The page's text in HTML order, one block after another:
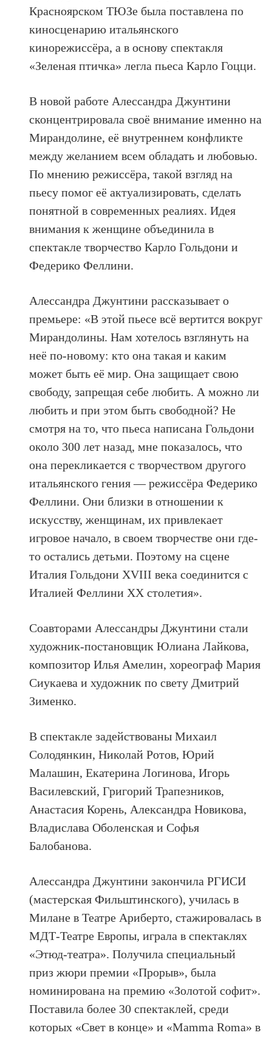
Красноярском ТЮЗе была поставлена по
киносценарию итальянского
кинорежиссёра, а в основу спектакля
«Зеленая птичка» легла пьеса Карло Гоцци.
В новой работе Алессандра Джунтини
сконцентрировала своё внимание именно на
Мирандолине, её внутреннем конфликте
между желанием всем обладать и любовью.
По мнению режиссёра, такой взгляд на
пьесу помог её актуализировать, сделать
понятной в современных реалиях. Идея
внимания к женщине объединила в
спектакле творчество Карло Гольдони и
Федерико Феллини.
Алессандра Джунтини рассказывает о
премьере: «В этой пьесе всё вертится вокруг
Мирандолины. Нам хотелось взглянуть на
неё по-новому: кто она такая и каким
может быть её мир. Она защищает свою
свободу, запрещая себе любить. А можно ли
любить и при этом быть свободной? Не
смотря на то, что пьеса написана Гольдони
около 300 лет назад, мне показалось, что
она перекликается с творчеством другого
итальянского гения — режиссёра Федерико
Феллини. Они близки в отношении к
искусству, женщинам, их привлекает
игровое начало, в своем творчестве они где-
то остались детьми. Поэтому на сцене
Италия Гольдони XVIII века соединится с
Италией Феллини XX столетия».
Соавторами Алессандры Джунтини стали
художник-постановщик Юлиана Лайкова,
композитор Илья Амелин, хореограф Мария
Сиукаева и художник по свету Дмитрий
Зименко.
В спектакле задействованы Михаил
Солодянкин, Николай Ротов, Юрий
Малашин, Екатерина Логинова, Игорь
Василевский, Григорий Трапезников,
Анастасия Корень, Александра Новикова,
Владислава Оболенская и Софья
Балобанова.
Алессандра Джунтини закончила РГИСИ
(мастерская Фильштинского), училась в
Милане в Театре Ариберто, стажировалась в
МДТ-Театре Европы, играла в спектаклях
«Этюд-театра». Получила специальный
приз жюри премии «Прорыв», была
номинирована на премию «Золотой софит».
Поставила более 30 спектаклей, среди
которых «Свет в конце» и «Mаmma Roma» в